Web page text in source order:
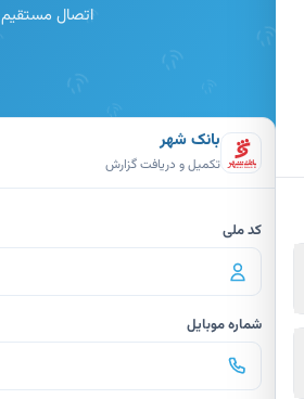
اتصال مستقیم به…
بانک شهر
تکمیل و دریافت گزارش
کد ملی
شماره موبایل